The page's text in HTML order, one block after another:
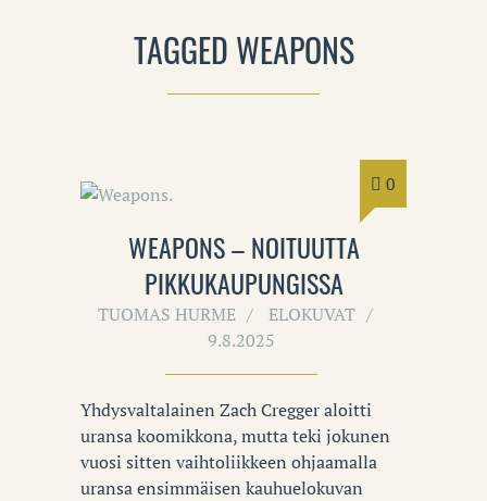
TAGGED WEAPONS
0
WEAPONS – NOITUUTTA
PIKKUKAUPUNGISSA
TUOMAS HURME
ELOKUVAT
9.8.2025
Yhdysvaltalainen Zach Cregger aloitti
uransa koomikkona, mutta teki jokunen
vuosi sitten vaihtoliikkeen ohjaamalla
uransa ensimmäisen kauhuelokuvan